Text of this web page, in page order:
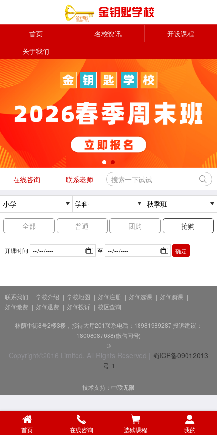
首页 在线咨询 选购课程 我的
首页 名校资讯
开设课程
关于我们
在线咨询 联系老师
全部 普通 团购 抢购
开课时间 至 确定
联系我们 | 学校介绍 | 学校地图 | 如何注册 | 如何选课 | 如何购课 |
如何缴费 | 如何退费 | 如何投诉 | 校区查询
林荫中街8号2楼3楼，接待大厅201联系电话：18981989287 投诉建议：
18008087638(微信同号)
©
Copyright©2016 Limited, All Rights Reserved | 蜀ICP备09012013
号-1
技术支持： 中联无限